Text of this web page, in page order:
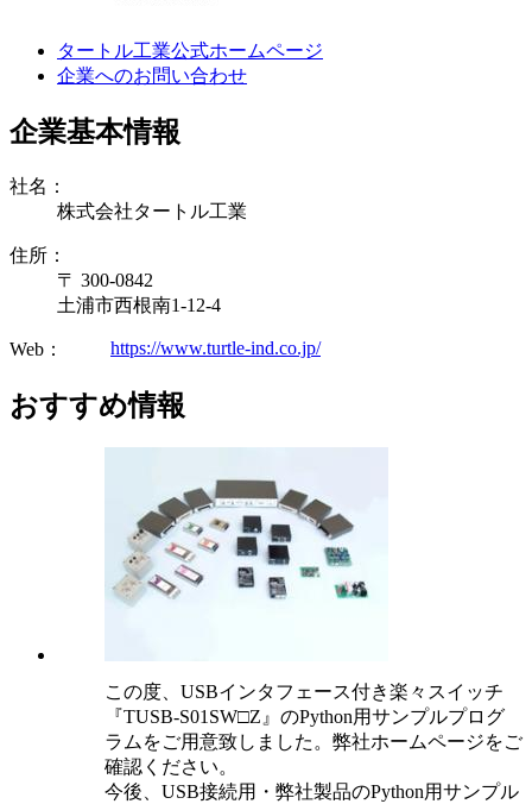
タートル工業公式ホームページ
企業へのお問い合わせ
企業基本情報
社名：
株式会社タートル工業
住所：
〒 300-0842
土浦市西根南1-12-4
Web： https://www.turtle-ind.co.jp/
おすすめ情報
この度、USBインタフェース付き楽々スイッチ
『TUSB-S01SW□Z』のPython用サンプルプログ
ラムをご用意致しました。弊社ホームページをご
確認ください。
今後、USB接続用・弊社製品のPython用サンプル